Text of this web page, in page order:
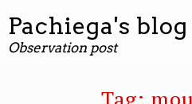
contenuto
Pachiega's blog
Observation post
Tag: